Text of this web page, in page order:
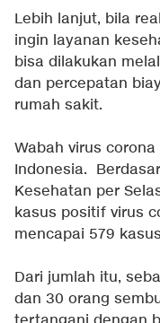
Lebih lanjut, bila
ingin layanan
bisa dilakukan
dan percepatan
rumah sakit.
Wabah virus
Indonesia.
Kesehatan per
kasus positif virus
mencapai 579
Dari jumlah itu,
dan 30 orang